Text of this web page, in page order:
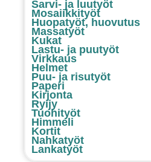
Sarvi- ja luutyöt
Mosaiikkityöt
Huopatyöt, huovutus
Massatyöt
Kukat
Lastu- ja puutyöt
Virkkaus
Helmet
Puu- ja risutyöt
Paperi
Kirjonta
Ryijy
Tuohityöt
Himmeli
Kortit
Nahkatyöt
Lankatyöt